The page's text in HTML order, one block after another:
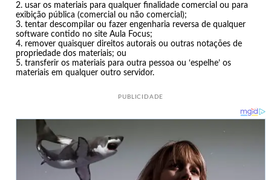
usar os materiais para qualquer finalidade comercial ou para
exibição pública (comercial ou não comercial);
tentar descompilar ou fazer engenharia reversa de qualquer
software contido no site Aula Focus;
remover quaisquer direitos autorais ou outras notações de
propriedade dos materiais; ou
transferir os materiais para outra pessoa ou ‘espelhe’ os
materiais em qualquer outro servidor.
PUBLICIDADE